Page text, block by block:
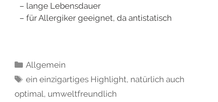
– lange Lebensdauer
– für Allergiker geeignet, da antistatisch
Allgemein
ein einzigartiges Highlight, natürlich auch
optimal, umweltfreundlich